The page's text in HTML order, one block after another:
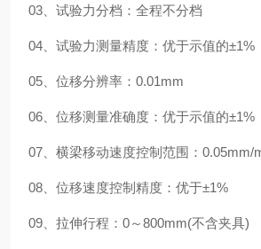
03、试验力分档：全程不分档
04、试验力测量精度：优于示值的±1%
05、位移分辨率：0.01mm
06、位移测量准确度：优于示值的±1%
07、横梁移动速度控制范围：0.05mm/
08、位移速度控制精度：优于±1%
09、拉伸行程：0～800mm(不含夹具)